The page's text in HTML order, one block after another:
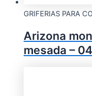
GRIFERIAS PARA
Arizona
mesada –